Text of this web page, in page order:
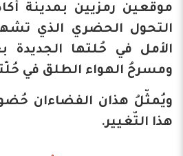
موقعين رمزيين بمدينة
التحول الحضري الذي
الأمل في حُلتها الجديدة
ومسرحُ الهواء الطلق في
ويُمثّلُ هذان الفضاءان
هذا التّغيير.